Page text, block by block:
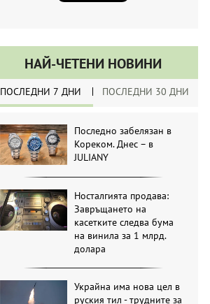
НАЙ-ЧЕТЕНИ НОВИНИ
ПОСЛЕДНИ 7 ДНИ ПОСЛЕДНИ 30 ДНИ
Последно забелязан в
Кореком. Днес – в
JULIANY
Носталгията продава:
Завръщането на
касетките следва бума
на винила за 1 млрд.
долара
Украйна има нова цел в
руския тил - трудните за